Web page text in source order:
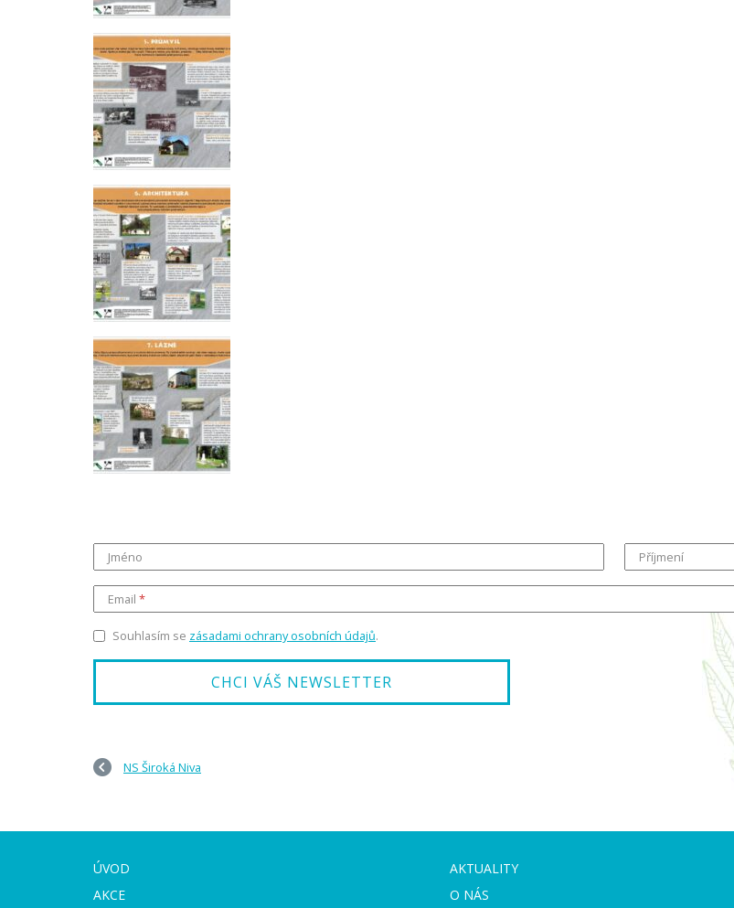
Jméno Příjmení
Email
Souhlasím se zásadami ochrany osobních údajů.
NS Široká Niva
ÚVOD
AKCE
AKTUALITY
O NÁS